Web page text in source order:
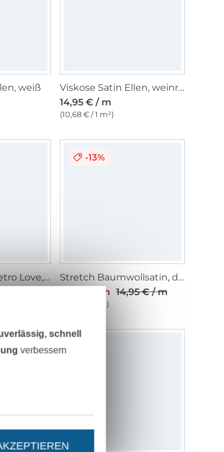
weiß
Viskose Satin Ellen, weinrot
14,95 € / m
(10,68 € / 1 m²)
Viskose Satin Retro Love, orange
-13%
Stretch Baumwollsatin, dunkelrot
12,95 € / m 14,95 € / m
(9,25 € / 1 m²)
schnell
verbessern